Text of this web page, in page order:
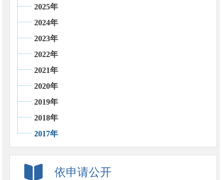
2025年
2024年
2023年
2022年
2021年
2020年
2019年
2018年
2017年
依申请公开